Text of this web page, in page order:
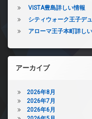
VISTA豊島詳しい情報
シティウォーク王子デ
アローマ王子本町詳し
アーカイブ
2026年8月
2026年7月
2026年6月